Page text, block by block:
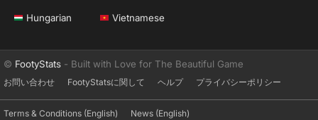
Hungarian Vietnamese
© FootyStats - Built with Love for The Beautiful Game
お問い合わせ FootyStatsに関して ヘルプ プライバシーポリシー
Terms & Conditions (English) News (English)